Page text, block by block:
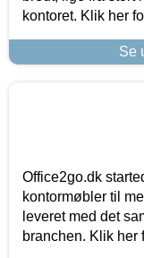
kontoret. Klik her
Se
Office2go.dk
kontormøbler til
leveret med det
branchen. Klik her